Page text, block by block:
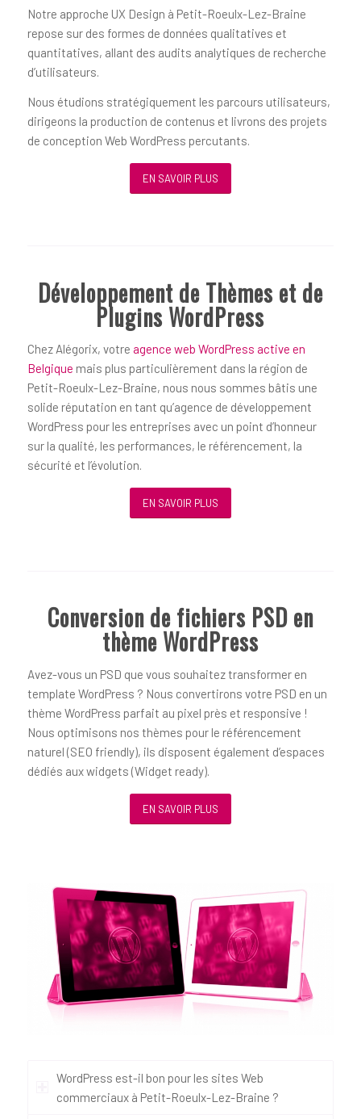
Notre approche UX Design à Petit-Roeulx-Lez-Braine
repose sur des formes de données qualitatives et
quantitatives, allant des audits analytiques de recherche
d’utilisateurs.
Nous étudions stratégiquement les parcours utilisateurs,
dirigeons la production de contenus et livrons des projets
de conception Web WordPress percutants.
EN SAVOIR PLUS
Développement de Thèmes et de
Plugins WordPress
Chez Alégorix, votre agence web WordPress active en
Belgique mais plus particulièrement dans la région de
Petit-Roeulx-Lez-Braine, nous nous sommes bâtis une
solide réputation en tant qu’agence de développement
WordPress pour les entreprises avec un point d’honneur
sur la qualité, les performances, le référencement, la
sécurité et l’évolution.
EN SAVOIR PLUS
Conversion de fichiers PSD en
thème WordPress
Avez-vous un PSD que vous souhaitez transformer en
template WordPress ? Nous convertirons votre PSD en un
thème WordPress parfait au pixel près et responsive !
Nous optimisons nos thèmes pour le référencement
naturel (SEO friendly), ils disposent également d’espaces
dédiés aux widgets (Widget ready).
EN SAVOIR PLUS
WordPress est-il bon pour les sites Web
commerciaux à Petit-Roeulx-Lez-Braine ?